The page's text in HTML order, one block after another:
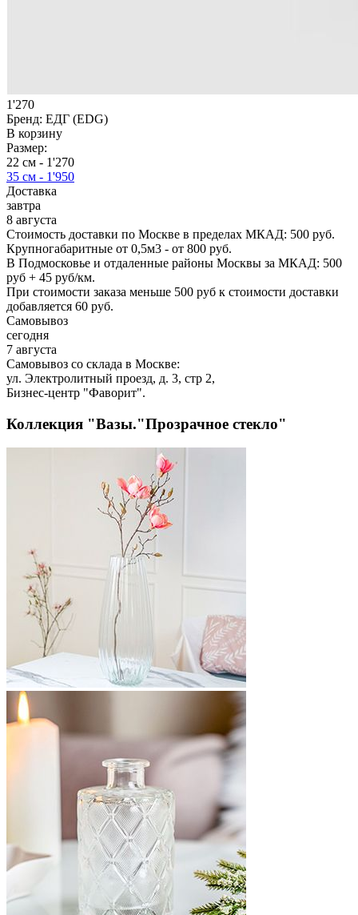
1'270
Бренд: ЕДГ (EDG)
В корзину
Размер:
22 см - 1'270
35 см - 1'950
Доставка
завтра
8 августа
Стоимость доставки по Москве в пределах МКАД: 500 руб.
Крупногабаритные от 0,5м3 - от 800 руб.
В Подмосковье и отдаленные районы Москвы за МКАД: 500
руб + 45 руб/км.
При стоимости заказа меньше 500 руб к стоимости доставки
добавляется 60 руб.
Самовывоз
сегодня
7 августа
Самовывоз со склада в Москве:
ул. Электролитный проезд, д. 3, стр 2,
Бизнес-центр "Фаворит".
Коллекция "Вазы."Прозрачное стекло"